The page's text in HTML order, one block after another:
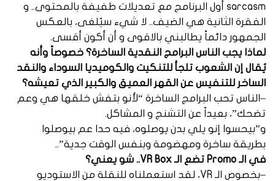
sarcasm أول البرنامج مع تعديلات طفيفة بالمحتوى.. و
الفقرة الثانية هي الضيف.. لا شيء سيُلغى، بالعكس
الجمهور دائماً يطالبني بالاقوى و أن أكون أقسى.
لماذا يجب الناس البرامج النقدية الساخرة؟ خصوصاً وأنه
يُقال إن الشعوب تلجأ للتنكيت والكوميديا السوداء والنقد
الساخر للتنفيس عن القهر العميق والكبير الذي تعيشه؟
–الناس تحب البرامج الساخرة “لأنو بتفش خلقها هي وعم
تضحك”، بعيداً عن التشنج و المشاكل.
و”بيحسوا إنو يلي بدن يوصلوه، فيه حدا عم بيوصلوا
بطريقة ساخرة ومهضومة وبنفس الوقت جدية”..
في الـ Promo تضع الـ VR Box.. شو يعني؟
–بخصوص الـ VR، لقد استعملناه للنقلة من الاستوديو